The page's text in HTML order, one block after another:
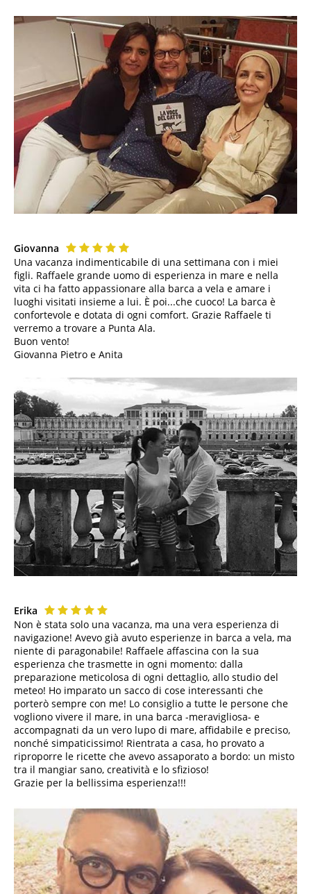
Giovanna
Una vacanza indimenticabile di una settimana con i miei
figli. Raffaele grande uomo di esperienza in mare e nella
vita ci ha fatto appassionare alla barca a vela e amare i
luoghi visitati insieme a lui. È poi...che cuoco! La barca è
confortevole e dotata di ogni comfort. Grazie Raffaele ti
verremo a trovare a Punta Ala.
Buon vento!
Giovanna Pietro e Anita
Erika
Non è stata solo una vacanza, ma una vera esperienza di
navigazione! Avevo già avuto esperienze in barca a vela, ma
niente di paragonabile! Raffaele affascina con la sua
esperienza che trasmette in ogni momento: dalla
preparazione meticolosa di ogni dettaglio, allo studio del
meteo! Ho imparato un sacco di cose interessanti che
porterò sempre con me! Lo consiglio a tutte le persone che
vogliono vivere il mare, in una barca -meravigliosa- e
accompagnati da un vero lupo di mare, affidabile e preciso,
nonché simpaticissimo! Rientrata a casa, ho provato a
riproporre le ricette che avevo assaporato a bordo: un misto
tra il mangiar sano, creatività e lo sfizioso!
Grazie per la bellissima esperienza!!!